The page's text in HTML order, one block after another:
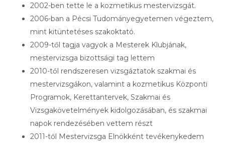
2002-ben tette le a kozmetikus mestervizsgát.
2006-ban a Pécsi Tudományegyetemen végeztem,
mint kitüntetéses szakoktató.
2009-től tagja vagyok a Mesterek Klubjának,
mestervizsga bizottsági tag lettem
2010-től rendszeresen vizsgáztatok szakmai és
mestervizsgákon, valamint a kozmetikus Központi
Programok, Kerettantervek, Szakmai és
Vizsgakövetelmények kidolgozásában, és szakmai
napok rendezésében vettem részt
2011-től Mestervizsga Elnökként tevékenykedem